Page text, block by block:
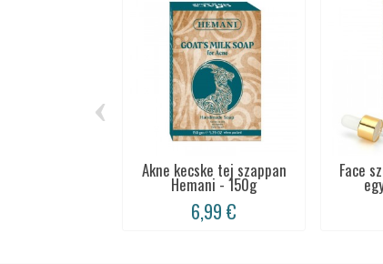
Akne kecske tej szappan
Hemani - 150g
6,99 €
Face
‹